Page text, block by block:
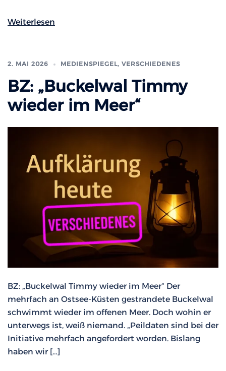
Weiterlesen
2. MAI 2026 MEDIENSPIEGEL, VERSCHIEDENES
BZ: „Buckelwal Timmy
wieder im Meer“
BZ: „Buckelwal Timmy wieder im Meer“ Der
mehrfach an Ostsee-Küsten gestrandete Buckelwal
schwimmt wieder im offenen Meer. Doch wohin er
unterwegs ist, weiß niemand. „Peildaten sind bei der
Initiative mehrfach angefordert worden. Bislang
haben wir […]